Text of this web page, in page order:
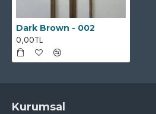
Dark Brown - 002
0,00TL
Kurumsal